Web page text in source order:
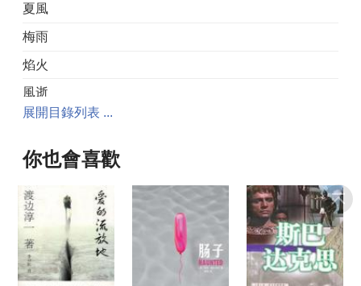
夏風
梅雨
焰火
風逝
展開目錄列表 ...
你也會喜歡